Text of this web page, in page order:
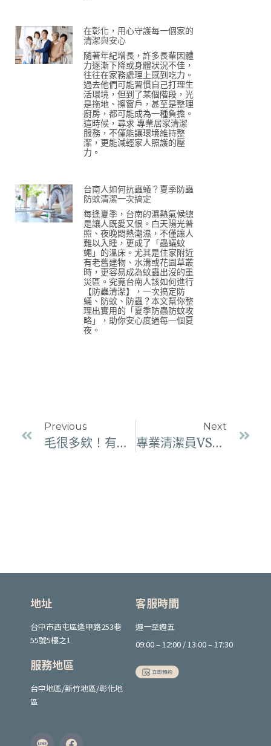
在彰化，用心守護每一個家的
清潔與安心
隨著年紀增長，許多長輩因體
力逐漸下降或身體狀況不佳，
往往在家務處理上感到吃力。
過去他們可能習慣自己打理生
活環境，但到了某個階段，光
是拖地、擦窗戶，甚至是整理
廚房，都可能成為一種負擔。
這時候，尋求 專業居家清潔
服務，不僅能讓環境維持整
潔，更能減輕家人照護的壓
力。
台南人如何抗蟲蟻？夏季防蟲
防蚊清潔一次搞定
每逢夏季，台南的濕熱氣候總
是讓人既愛又恨。白天陽光普
照、夜晚悶熱潮濕，不僅讓人
難以入睡，更成了「蟲蟻蚊
蠅」的溫床。尤其是住家附近
有老舊建物、水溝或花園草叢
時，更容易成為蚊蟲出沒的重
災區。究竟台南人該如何進行
【防蟲清潔】，一次搞定防
蟻、防蚊、防蟲？本文幫你整
理出實用的「夏季防蟲防蚊攻
略」，助你安心度過每一個夏
夜。
Previous
毛很多欸！有毛孩的家，應該要如何維持居家清潔呢？
Next
專業清潔員VS傳統打掃阿姨，怎麼選才適合你？
地址
台中市西屯區逢甲路253巷
55號5樓之1
服務地區
台中地區/新竹地區/彰化地
區
客服時間
週一至週五
09:00 – 12:00 / 13:00 – 17:30